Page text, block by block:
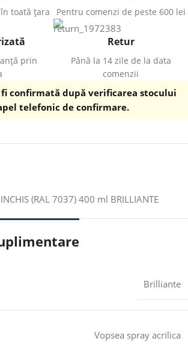
toată țara Pentru comenzi de peste 600 lei
prin
Retur
Până la 14 zile de la data
comenzii
fi confirmată după verificarea stocului
telefonic de confirmare.
INCHIS (RAL 7037) 400 ml BRILLIANTE
Brilliante
Vopsea spray acrilica